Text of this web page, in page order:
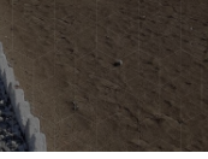
знаний и
и окружающей